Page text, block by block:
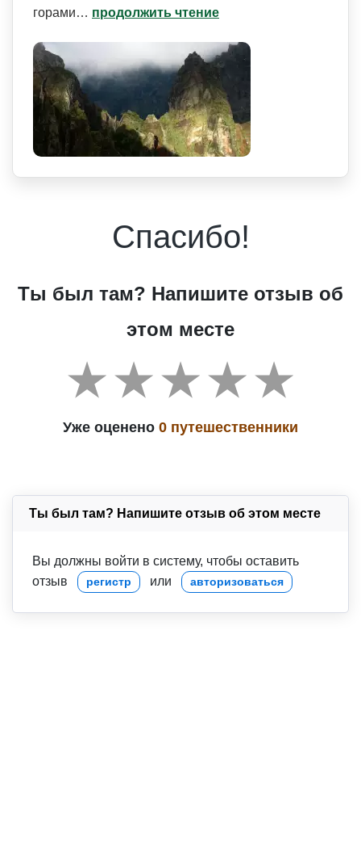
горами… продолжить чтение
Спасибо!
Ты был там? Напишите отзыв об
этом месте
Уже оценено 0 путешественники
Ты был там? Напишите отзыв об этом месте
Вы должны войти в систему, чтобы оставить
отзыв
регистр или авторизоваться